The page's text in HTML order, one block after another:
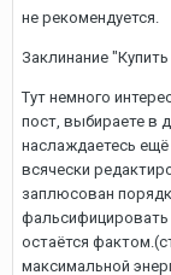
не рекомендуется.
Заклинание
Тут немного
пост, выбираете в
наслаждаетесь
всячески
заплюсован
фальсифицировать
остаётся
максимальной